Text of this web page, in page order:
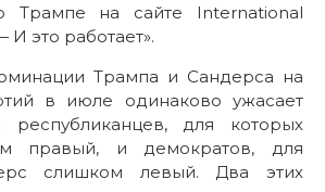
Трампе на сайте International
И это работает».
Трампа и Сандерса на
в июле одинаково ужасает
республиканцев, для которых
правый, и демократов, для
слишком левый. Два этих